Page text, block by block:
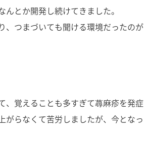
とか開発し続けてきました。
、つまづいても聞ける環境だったのが
、覚えることも多すぎて蕁麻疹を発症
がらなくて苦労しましたが、今となっ